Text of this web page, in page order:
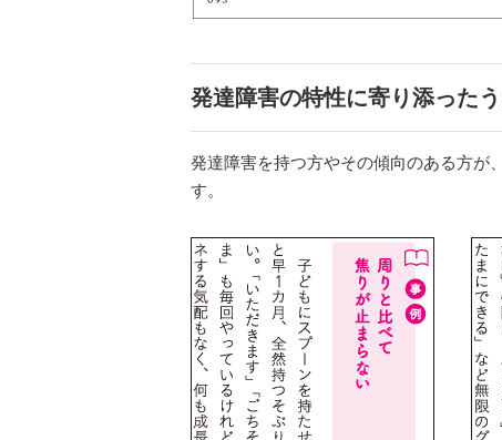
発達障害の特性に寄り添った
発達障害を持つ方やその傾向のある方
す。